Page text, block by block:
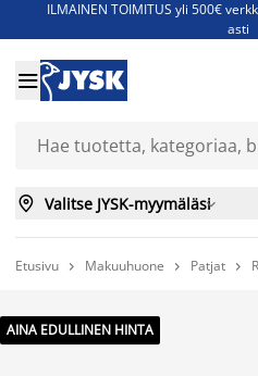
ILMAINEN TOIMITUS yli 500€
asti
Jenkkisänkyjä -

 Valitse JYSK-myymäläsi
Etusivu  Makuuhuone  Patjat 
AINA EDULLINEN HINTA